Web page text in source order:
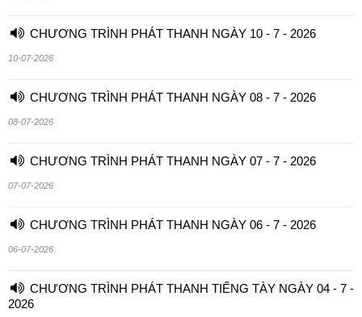
CHƯƠNG TRÌNH PHÁT THANH NGÀY 10 - 7 - 2026
10-07-2026
CHƯƠNG TRÌNH PHÁT THANH NGÀY 08 - 7 - 2026
08-07-2026
CHƯƠNG TRÌNH PHÁT THANH NGÀY 07 - 7 - 2026
07-07-2026
CHƯƠNG TRÌNH PHÁT THANH NGÀY 06 - 7 - 2026
06-07-2026
CHƯƠNG TRÌNH PHÁT THANH TIẾNG TÀY NGÀY 04 - 7 -
2026